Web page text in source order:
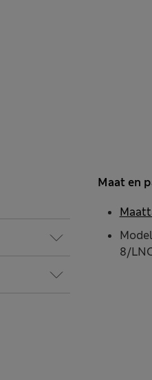
Maat en
8/